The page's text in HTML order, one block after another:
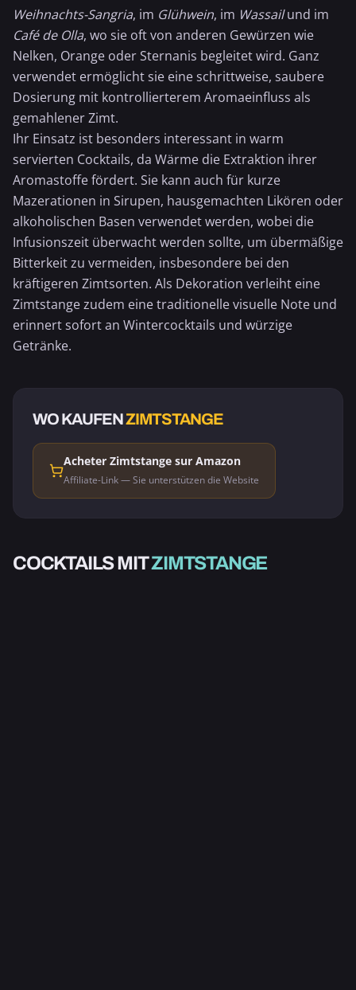
Weihnachts-Sangria, im Glühwein, im Wassailund im
Café de Olla, wo sie oft von anderen Gewürzen wie
Nelken, Orange oderSternanis begleitet wird. Ganz
verwendet ermöglicht sie eine schrittweise, saubere
Dosierung mit kontrollierterem Aromaeinfluss als
gemahlener Zimt.
Ihr Einsatz ist besonders interessant in warm
servierten Cocktails, da Wärme die Extraktion ihrer
Aromastoffe fördert. Sie kann auch für kurze
Mazerationen in Sirupen, hausgemachten Likören oder
alkoholischen Basen verwendet werden, wobei die
Infusionszeit überwacht werden sollte, um übermäßige
Bitterkeit zu vermeiden, insbesondere bei den
kräftigeren Zimtsorten. Als Dekoration verleiht eine
Zimtstange zudem eine traditionelle visuelle Note und
erinnert sofort an Wintercocktails und würzige
Getränke.
WO KAUFENZIMTSTANGE
Acheter Zimtstange sur Amazon
Affiliate-Link — Sie unterstützen die Website
COCKTAILS MITZIMTSTANGE
GEWÜRZ-PUNCH
WEIHNACHTS-
SANGRIA
HEISSGETRÄNK HEISSGETRÄNK
KAFFEE & SCHOKOLADE